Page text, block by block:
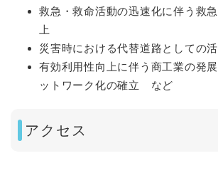
救急・救命活動の迅速化に伴う救
上
災害時における代替道路としての
有効利用性向上に伴う商工業の発
ットワーク化の確立 など
アクセス